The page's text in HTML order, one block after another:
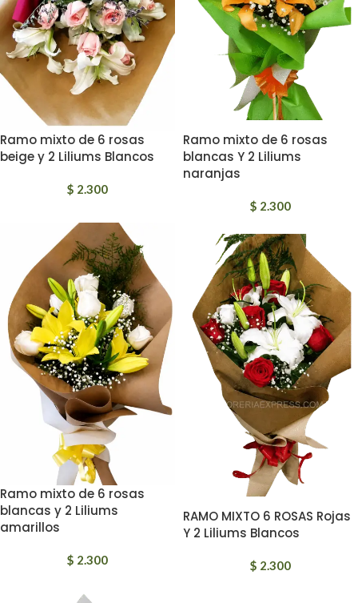
Ramo mixto de 6 rosas
beige y 2 Liliums Blancos
$ 2.300
Ramo mixto de 6 rosas
blancas Y 2 Liliums
naranjas
$ 2.300
Ramo mixto de 6 rosas
blancas y 2 Liliums
amarillos
$ 2.300
RAMO MIXTO 6 ROSAS Rojas
Y 2 Liliums Blancos
$ 2.300